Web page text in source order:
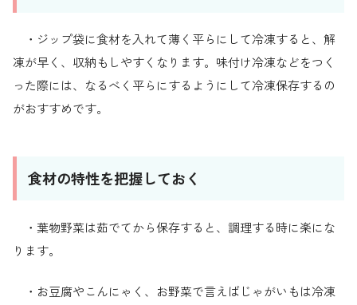
・ジップ袋に食材を入れて薄く平らにして冷凍すると、解
凍が早く、収納もしやすくなります。味付け冷凍などをつく
った際には、なるべく平らにするようにして冷凍保存するの
がおすすめです。
食材の特性を把握しておく
・葉物野菜は茹でてから保存すると、調理する時に楽にな
ります。
・お豆腐やこんにゃく、お野菜で言えばじゃがいもは冷凍